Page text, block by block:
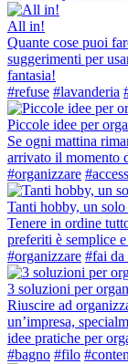
All in!
Quante cose puoi
suggerimenti per
fantasia!
#refuse #lavanderia
Piccole idee per
Se ogni mattina
arrivato il momento
#organizzare
Tanti hobby, un
Tenere in ordine
preferiti è semplice
#organizzare #fai da
3 soluzioni per
Riuscire ad
un’impresa,
idee pratiche per
#bagno #filo